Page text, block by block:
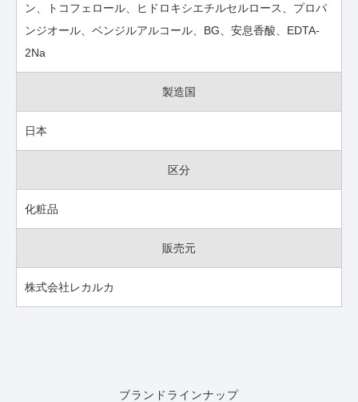
ン、トコフェロール、ヒドロキシエチルセルロース、プロパ
ンジオール、ベンジルアルコール、BG、安息香酸、EDTA-
2Na
製造国
日本
区分
化粧品
販売元
株式会社レカルカ
ブランドラインナップ